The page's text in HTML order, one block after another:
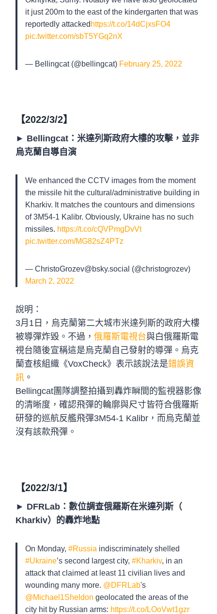
it just 200m to the east of the kindergarten that was
reportedly attacked https://t.co/14dCjxsFO4
pic.twitter.com/sbT5YGq2nX
— Bellingcat (@bellingcat) February 25, 2022
【2022/3/2】
► Bellingcat：米達列斯政府大樓的攻擊，並非
烏克蘭自導自演
We enhanced the CCTV images from the moment
the missile hit the cultural/administrative building in
Kharkiv. It matches the countours and dimensions
of 3M54-1 Kalibr. Obviously, Ukraine has no such
missiles. https://t.co/cQVPmgDvVt
pic.twitter.com/MG82sZ4PTz
— ChristoGrozev@bsky.social (@christogrozev)
March 2, 2022
說明：
3月1日，烏克蘭第二大城市米達列斯的政府大樓
被導彈炸毀。不過， 俄羅斯電視台與白俄羅斯電
視台隨後宣稱這是烏克蘭自己發射的導彈。烏克
蘭查核組織《VoxCheck》表示該說法是錯誤資
訊 。
Bellingcat團隊調整拍攝到轟炸瞬間的監視器影像
的清晰度，確認飛彈的輪廓與尺寸皆符合俄羅斯
研發的巡航反艦飛彈3M54-1 Kalibr，而烏克蘭並
沒有該款飛彈。
【2022/3/1】
► DFRLab：數位調查俄羅斯在米達列斯（​​
Kharkiv）的轟炸地點
On Monday, #Russia indiscriminately shelled
#Ukraine’s second largest city, #Kharkiv, in an
attack that claimed at least 11 civilian lives and
wounding many more. @DFRLab's
@Michael1Sheldon geolocated the areas of the
city hit by Russian arms: https://t.co/LOoVwt1gzr